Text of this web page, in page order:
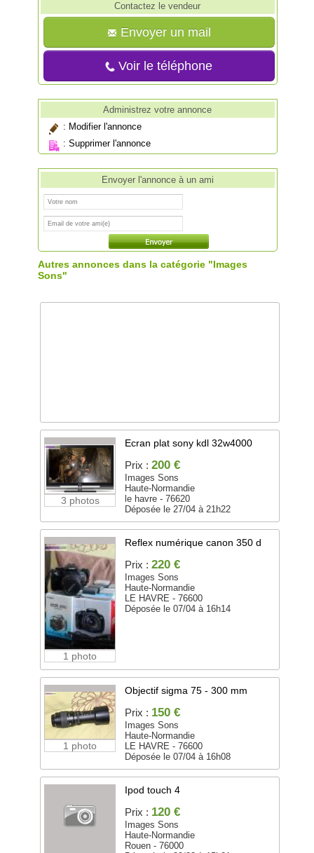
Contactez le vendeur
Envoyer un mail
Voir le téléphone
Administrez votre annonce
: Modifier l'annonce
:Supprimer l'annonce
Envoyer l'annonce à un ami
Autres annonces dans la catégorie "Images
Sons"
3 photos
Ecran plat sony kdl 32w4000
Prix : 200 €
Images Sons
Haute-Normandie
le havre - 76620
Déposée le 27/04 à 21h22
1 photo
Reflex numérique canon 350 d
Prix : 220 €
Images Sons
Haute-Normandie
LE HAVRE - 76600
Déposée le 07/04 à 16h14
1 photo
Objectif sigma 75 - 300 mm
Prix : 150 €
Images Sons
Haute-Normandie
LE HAVRE - 76600
Déposée le 07/04 à 16h08
Ipod touch 4
Prix : 120 €
Images Sons
Haute-Normandie
Rouen - 76000